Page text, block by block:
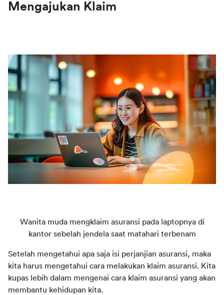
Mengajukan Klaim
Wanita muda mengklaim asuransi pada laptopnya di
kantor sebelah jendela saat matahari terbenam
Setelah mengetahui apa saja isi perjanjian asuransi, maka
kita harus mengetahui cara melakukan klaim asuransi. Kita
kupas lebih dalam mengenai cara klaim asuransi yang akan
membantu kehidupan kita.